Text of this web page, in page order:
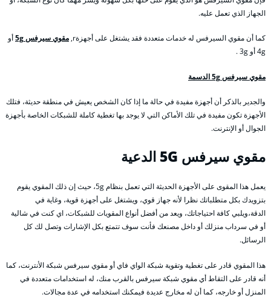
الجهاز الذي تعمل عليه.
كما أن مقوي السيرفس له خدمات متعددة فقد يشتغل على أجهزةr, مقوي سيرفس 5g
أو
4g أو 3g .
مقوي سيرفس 5g الدسمة
والجدير بالذكر أن أجهزة مفيدة في حالة ما إذا كان الشخص يعيش في منطقة حديثة، فتلك
الأجهزة تكون مفيدة في تلك الأماكن التي لا يوجد بها تغطية كاملة للشبكات الخاصة بأجهزة
الجوال أو الإنترنت.
مقوي سيرفس 5G الدعية
يعمل هذا المقوى على الأجهزة الحديثة التي تعمل بنظام 5g، حيث إن ذلك المقوي يقوم
بتزويدك بكل متطلباتك نظرا لأنه جهاز قوي، ويشتغل على أجهزة قوية، وغاية في
الدقة،ويلبي كافة احتياجاتك، ويعد من أفضل أنواع المقويات للشبكات، اي كنت في شالية
أو في سرداب منزلك أو داخل مصنعك فأنت سوف تتمتع بكل الإشارات وتصل لك كل
الرسائل.
هذا المقوي قادر على تغطية وتقوية شبكة الواي فاي أو مقوي سيرفس شبكة الأنترنت، كما
أنه قادر على التقاط أي مقوي شبكة سيرفس بالقرب منك، له استخدامات متعددة في
المنزل أو خارجه، كما أن له مخارج عديدة فيمكنك استخدامه في عدة مجالات.